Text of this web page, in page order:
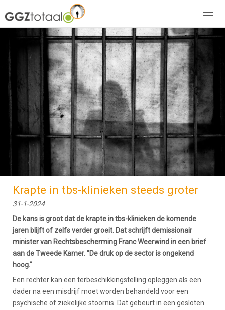
over GGZTotaal abonneren agenda adverteren E-
Nieuws Zoeken Pagina's
Krapte in tbs-klinieken steeds groter
31-1-2024
De kans is groot dat de krapte in tbs-klinieken de komende
jaren blijft of zelfs verder groeit. Dat schrijft demissionair
minister van Rechtsbescherming Franc Weerwind in een brief
aan de Tweede Kamer. "De druk op de sector is ongekend
hoog."
Een rechter kan een terbeschikkingstelling opleggen als een
dader na een misdrijf moet worden behandeld voor een
psychische of ziekelijke stoornis. Dat gebeurt in een gesloten